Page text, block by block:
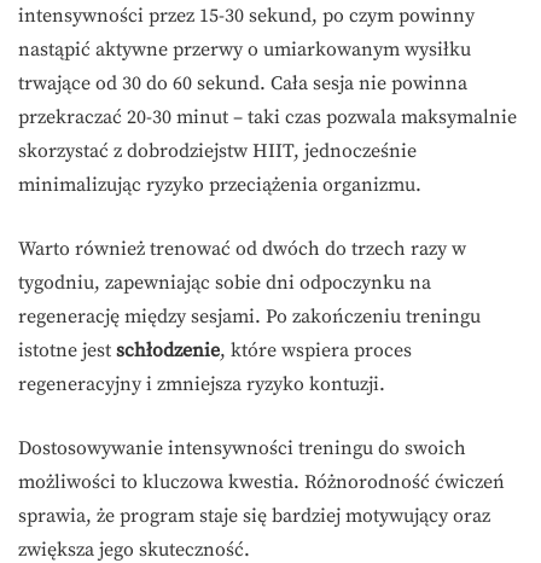
intensywności przez 15-30 sekund, po czym powinny
nastąpić aktywne przerwy o umiarkowanym wysiłku
trwające od 30 do 60 sekund. Cała sesja nie powinna
przekraczać 20-30 minut – taki czas pozwala maksymalnie
skorzystać z dobrodziejstw HIIT, jednocześnie
minimalizując ryzyko przeciążenia organizmu.
Warto również trenować od dwóch do trzech razy w
tygodniu, zapewniając sobie dni odpoczynku na
regenerację między sesjami. Po zakończeniu treningu
istotne jest schłodzenie, które wspiera proces
regeneracyjny i zmniejsza ryzyko kontuzji.
Dostosowywanie intensywności treningu do swoich
możliwości to kluczowa kwestia. Różnorodność ćwiczeń
sprawia, że program staje się bardziej motywujący oraz
zwiększa jego skuteczność.